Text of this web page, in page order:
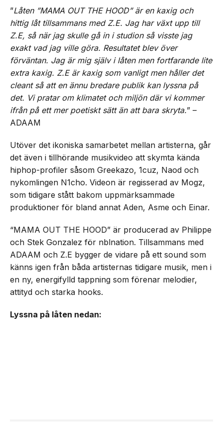
”Låten ”MAMA OUT THE HOOD” är en kaxig och
hittig låt tillsammans med Z.E. Jag har växt upp till
Z.E, så när jag skulle gå in i studion så visste jag
exakt vad jag ville göra. Resultatet blev över
förväntan. Jag är mig själv i låten men fortfarande lite
extra kaxig. Z.E är kaxig som vanligt men håller det
cleant så att en ännu bredare publik kan lyssna på
det. Vi pratar om klimatet och miljön där vi kommer
ifrån på ett mer poetiskt sätt än att bara skryta.” –
ADAAM
Utöver det ikoniska samarbetet mellan artisterna, går
det även i tillhörande musikvideo att skymta kända
hiphop-profiler såsom Greekazo, 1cuz, Naod och
nykomlingen N1cho. Videon är regisserad av Mogz,
som tidigare stått bakom uppmärksammade
produktioner för bland annat Aden, Asme och Einar.
“MAMA OUT THE HOOD” är producerad av Philippe
och Stek Gonzalez för nblnation. Tillsammans med
ADAAM och Z.E bygger de vidare på ett sound som
känns igen från båda artisternas tidigare musik, men i
en ny, energifylld tappning som förenar melodier,
attityd och starka hooks.
Lyssna på låten nedan: